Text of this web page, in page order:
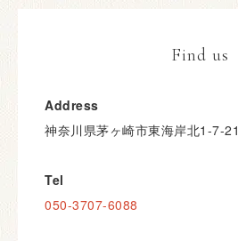
Find us
Address
神奈川県茅ヶ崎市東海岸北1-7-21
Tel
050-3707-6088